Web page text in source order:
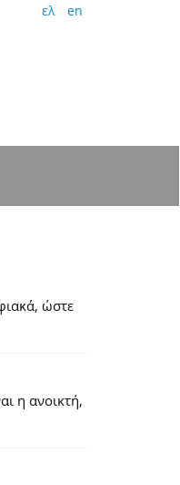
ελ en
ώστε
η ανοικτή,